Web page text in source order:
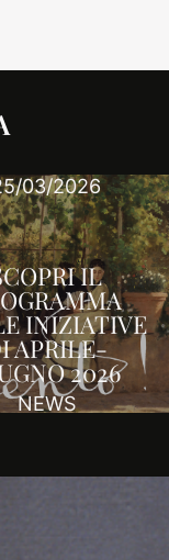
03/2026
IL
INIZIATIVE
APRILE-
2026
NEWS